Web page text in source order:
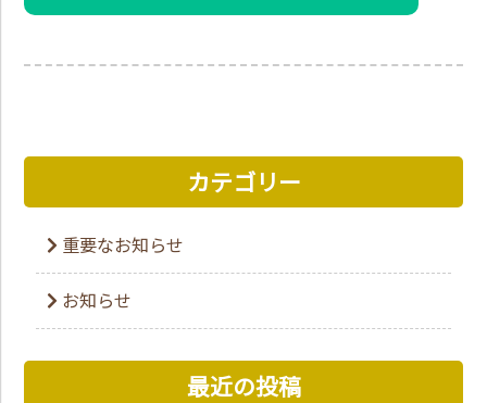
カテゴリー
重要なお知らせ
お知らせ
最近の投稿